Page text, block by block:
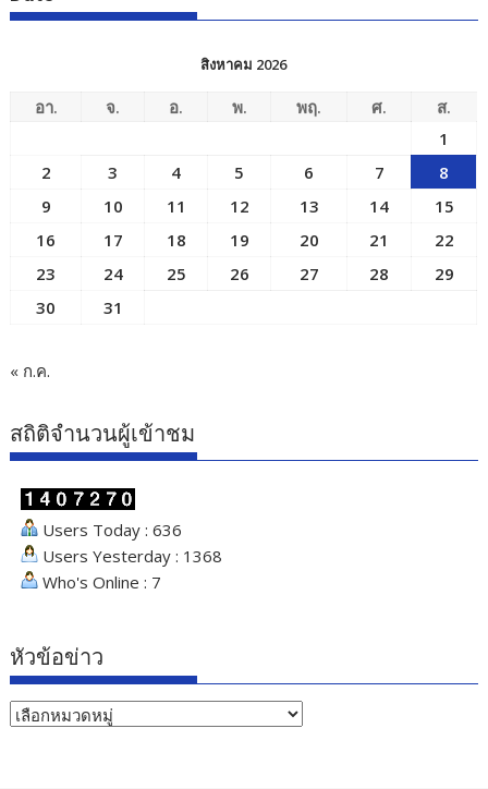
สิงหาคม 2026
อา. จ. อ. พ. พฤ. ศ.
ส.
1
2
3 4 5 6 7
8
9
10 11 12 13 14
15
16
17 18 19 20 21
22
23
24 25 26 27 28
29
30
31
« ก.ค.
สถิติจำนวนผู้เข้าชม
Users Today : 636
Users Yesterday : 1368
Who's Online : 7
หัวข้อข่าว
หัวข้อ